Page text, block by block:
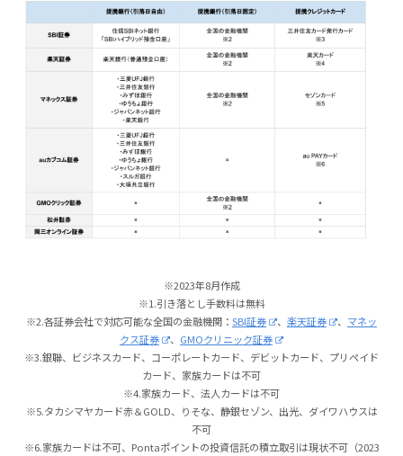
※2023年8月作成
※1.引き落とし手数料は無料
※2.各証券会社で対応可能な全国の金融機関： SBI証券 、 楽天証券 、 マネッ
クス証券
、 GMOクリニック証券
※3.銀聯、ビジネスカード、コーポレートカード、デビットカード、プリペイド
カード、家族カードは不可
※4.家族カード、法人カードは不可
※5.タカシマヤカード赤＆GOLD、りそな、静銀セゾン、出光、ダイワハウスは
不可
※6.家族カードは不可、Pontaポイントの投資信託の積立取引は現状不可（2023